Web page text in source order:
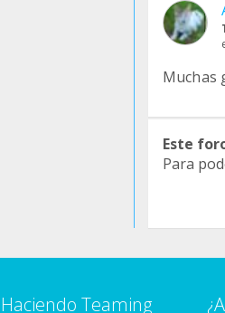
Muchas
Este
Para
Haciendo Teaming